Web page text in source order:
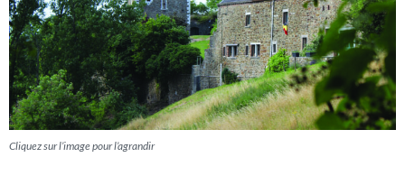
Cliquez sur l’image pour l’agrandir